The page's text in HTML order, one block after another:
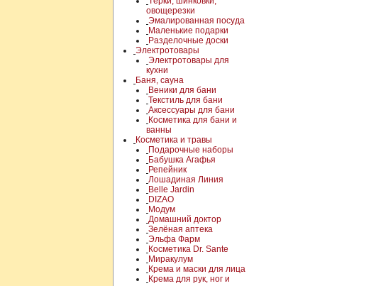
овощерезки
Эмалированная посуда
Маленькие подарки
Разделочные доски
Электротовары
Электротовары для
кухни
Баня, сауна
Веники для бани
Текстиль для бани
Аксессуары для бани
Косметика для бани и
ванны
Косметика и травы
Подарочные наборы
Бабушка Агафья
Репейник
Лошадиная Линия
Belle Jardin
DIZAO
Модум
Домашний доктор
Зелёная аптека
Эльфа Фарм
Косметика Dr. Sante
Миракулум
Крема и маски для лица
Крема для рук, ног и